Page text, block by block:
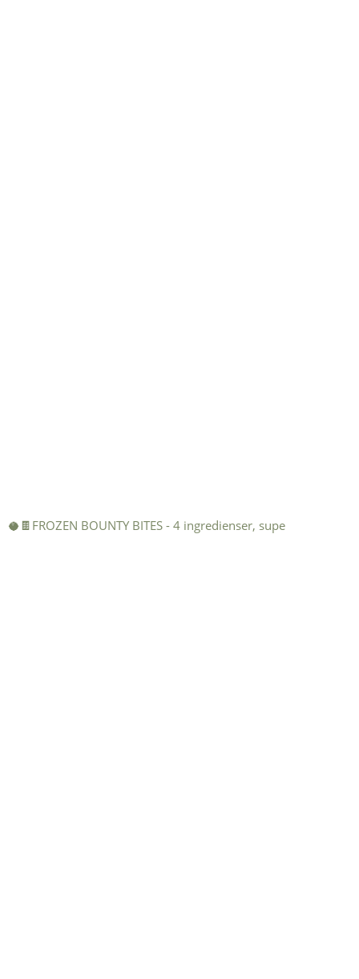
🥥🍫FROZEN BOUNTY BITES - 4 ingredienser, supe